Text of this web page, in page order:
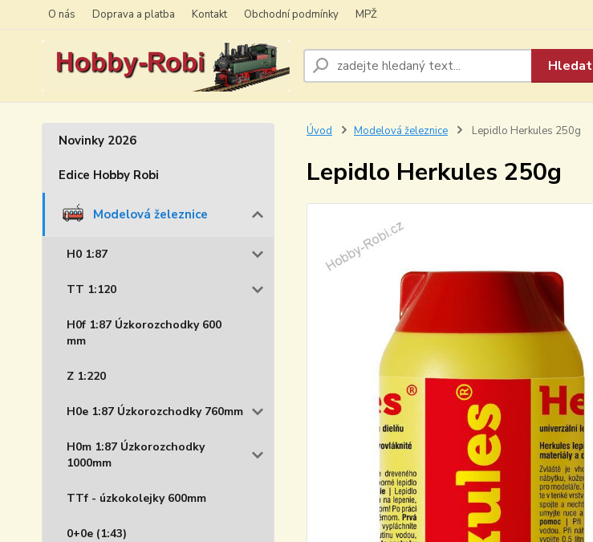
O nás Doprava a platba Kontakt Obchodní podmínky MPŽ
Hledat
Novinky 2026
Edice Hobby Robi
Modelová železnice
H0 1:87
TT 1:120
H0f 1:87 Úzkorozchodky 600
mm
Z 1:220
H0e 1:87 Úzkorozchodky 760mm
H0m 1:87 Úzkorozchodky
1000mm
TTf - úzkokolejky 600mm
0+0e (1:43)
Úvod Modelová železnice Lepidlo Herkules 250g
Lepidlo Herkules 250g